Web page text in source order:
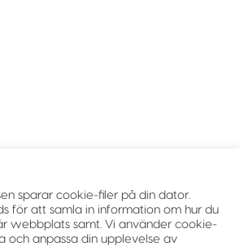
sparar cookie-filer på din dator.
för att samla in information om hur du
webbplats samt. Vi använder cookie-
och anpassa din upplevelse av